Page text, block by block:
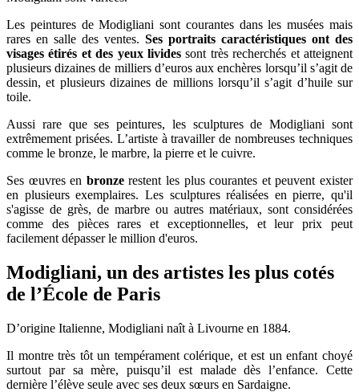
Les peintures de Modigliani sont courantes dans les musées mais
rares en salle des ventes. Ses portraits caractéristiques ont des
visages étirés et des yeux livides sont très recherchés et atteignent
plusieurs dizaines de milliers d’euros aux enchères lorsqu’il s’agit de
dessin, et plusieurs dizaines de millions lorsqu’il s’agit d’huile sur
toile.
Aussi rare que ses peintures, les sculptures de Modigliani sont
extrêmement prisées. L’artiste à travailler de nombreuses techniques
comme le bronze, le marbre, la pierre et le cuivre.
Ses œuvres en bronzerestent les plus courantes et peuvent exister
en plusieurs exemplaires. Les sculptures réalisées en pierre, qu'il
s'agisse de grès, de marbre ou autres matériaux, sont considérées
comme des pièces rares et exceptionnelles, et leur prix peut
facilement dépasser le million d'euros.
Modigliani, un des artistes les plus cotés
de l’École de Paris
D’origine Italienne, Modigliani naît à Livourne en 1884.
Il montre très tôt un tempérament colérique, et est un enfant choyé
surtout par sa mère, puisqu’il est malade dès l’enfance. Cette
dernière l’élève seule avec ses deux sœurs en Sardaigne.